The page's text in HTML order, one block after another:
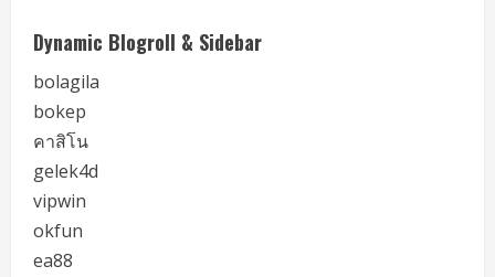
Dynamic Blogroll & Sidebar
bolagila
bokep
คาสิโน
gelek4d
vipwin
okfun
ea88